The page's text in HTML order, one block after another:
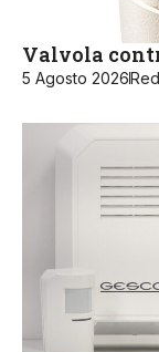
Valvola
5 Agosto 2026